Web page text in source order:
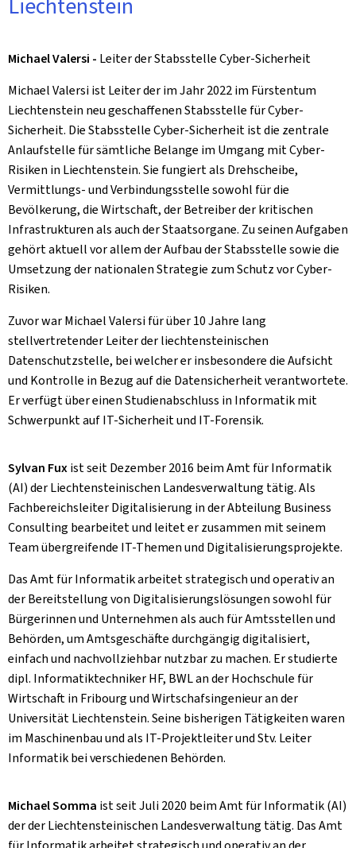
Michael Valersi - Leiter der Stabsstelle Cyber-Sicherheit
Michael Valersi ist Leiter der im Jahr 2022 im Fürstentum
Liechtenstein neu geschaffenen Stabsstelle für Cyber-
Sicherheit. Die Stabsstelle Cyber-Sicherheit ist die zentrale
Anlaufstelle für sämtliche Belange im Umgang mit Cyber-
Risiken in Liechtenstein. Sie fungiert als Drehscheibe,
Vermittlungs- und Verbindungsstelle sowohl für die
Bevölkerung, die Wirtschaft, der Betreiber der kritischen
Infrastrukturen als auch der Staatsorgane. Zu seinen Aufgaben
gehört aktuell vor allem der Aufbau der Stabsstelle sowie die
Umsetzung der nationalen Strategie zum Schutz vor Cyber-
Risiken.
Zuvor war Michael Valersi für über 10 Jahre lang
stellvertretender Leiter der liechtensteinischen
Datenschutzstelle, bei welcher er insbesondere die Aufsicht
und Kontrolle in Bezug auf die Datensicherheit verantwortete.
Er verfügt über einen Studienabschluss in Informatik mit
Schwerpunkt auf IT-Sicherheit und IT-Forensik.
Sylvan Fuxist seit Dezember 2016 beim Amt für Informatik
(AI) der Liechtensteinischen Landesverwaltung tätig. Als
Fachbereichsleiter Digitalisierung in der Abteilung Business
Consulting bearbeitet und leitet er zusammen mit seinem
Team übergreifende IT-Themen und Digitalisierungsprojekte.
Das Amt für Informatik arbeitet strategisch und operativ an
der Bereitstellung von Digitalisierungslösungen sowohl für
Bürgerinnen und Unternehmen als auch für Amtsstellen und
Behörden, um Amtsgeschäfte durchgängig digitalisiert,
einfach und nachvollziehbar nutzbar zu machen. Er studierte
dipl. Informatiktechniker HF, BWL an der Hochschule für
Wirtschaft in Fribourg und Wirtschafsingenieur an der
Universität Liechtenstein. Seine bisherigen Tätigkeiten waren
im Maschinenbau und als IT-Projektleiter und Stv. Leiter
Informatik bei verschiedenen Behörden.
Michael Somma ist seit Juli 2020 beim Amt für Informatik (AI)
der der Liechtensteinischen Landesverwaltung tätig. Das Amt